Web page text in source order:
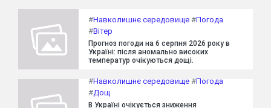
#Навколишнє середовище #Погода
#Вітер
Прогноз погоди на 6 серпня 2026 року в
Україні: після аномально високих
температур очікуються дощі.
#Навколишнє середовище #Погода
#Дощ
В Україні очікується зниження